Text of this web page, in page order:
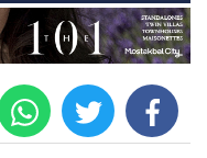
facebook
twitter